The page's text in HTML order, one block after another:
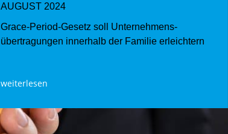
AUGUST 2024
Grace-Period-Gesetz soll Unternehmens­
übertragungen innerhalb der Familie erleichtern
weiterlesen